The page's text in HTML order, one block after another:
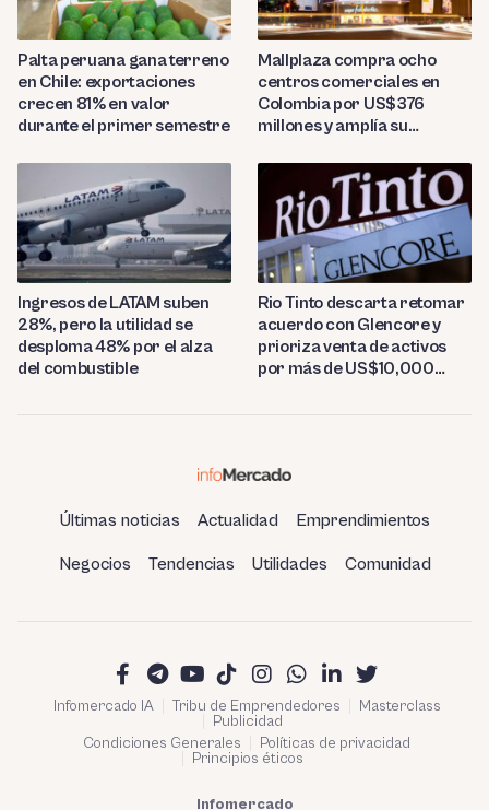
Palta peruana gana terreno
en Chile: exportaciones
crecen 81% en valor
durante el primer semestre
Mallplaza compra ocho
centros comerciales en
Colombia por US$376
millones y amplía su
Ingresos de LATAM suben
28%, pero la utilidad se
desploma 48% por el alza
del combustible
Rio Tinto descarta retomar
acuerdo con Glencore y
prioriza venta de activos
por más de US$10,000
Últimas noticias Actualidad Emprendimientos
Negocios Tendencias Utilidades Comunidad
Infomercado IA Tribu de Emprendedores
Masterclass
Publicidad
Condiciones Generales
Políticas de privacidad
Principios éticos
Infomercado